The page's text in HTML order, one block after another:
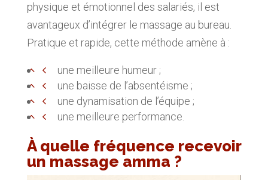
physique et émotionnel des salariés, il est
avantageux d’intégrer le massage au bureau.
Pratique et rapide, cette méthode amène à :
une meilleure humeur ;
une baisse de l’absentéisme ;
une dynamisation de l’équipe ;
une meilleure performance.
À quelle fréquence recevoir
un massage amma ?